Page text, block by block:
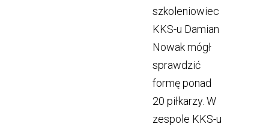
szkoleniowiec
KKS-u Damian
Nowak mógł
sprawdzić
formę ponad
20 piłkarzy. W
zespole KKS-u